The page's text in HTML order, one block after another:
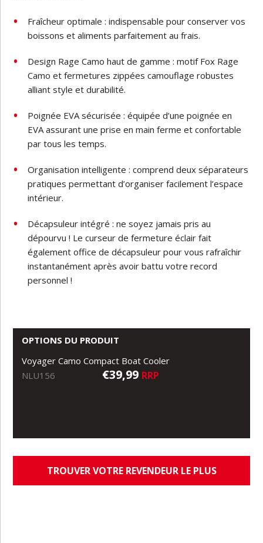
Fraîcheur optimale : indispensable pour conserver vos
boissons et aliments parfaitement au frais.
Design Rage Camo haut de gamme : motif Fox Rage
Camo et fermetures zippées camouflage robustes
alliant style et durabilité.
Poignée EVA sécurisée : équipée d’une poignée en
EVA assurant une prise en main ferme et confortable
par tous les temps.
Organisation intelligente : comprend deux séparateurs
pratiques permettant d’organiser facilement l’espace
intérieur.
Décapsuleur intégré : ne soyez jamais pris au
dépourvu ! Le curseur de fermeture éclair fait
également office de décapsuleur pour vous rafraîchir
instantanément après avoir battu votre record
personnel !
OPTIONS DU PRODUIT
Voyager Camo Compact Boat Cooler
NLU156
€39,99 RRP
TROUVER VOTRE REVENDEUR LE PLUS